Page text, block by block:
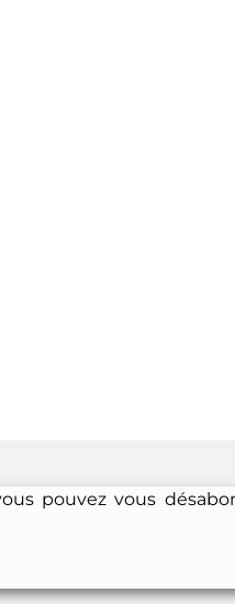
pouvez vous